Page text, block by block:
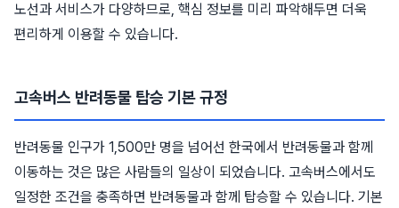
노선과 서비스가 다양하므로, 핵심 정보를 미리 파악해두면 더욱
편리하게 이용할 수 있습니다.
고속버스 반려동물 탑승 기본 규정
반려동물 인구가 1,500만 명을 넘어선 한국에서 반려동물과 함께
이동하는 것은 많은 사람들의 일상이 되었습니다. 고속버스에서도
일정한 조건을 충족하면 반려동물과 함께 탑승할 수 있습니다. 기본